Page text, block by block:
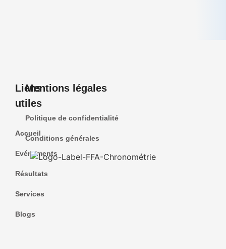
Liens
utiles
Accueil
Evénements
Résultats
Services
Blogs
Mentions légales
Politique de confidentialité
Conditions générales